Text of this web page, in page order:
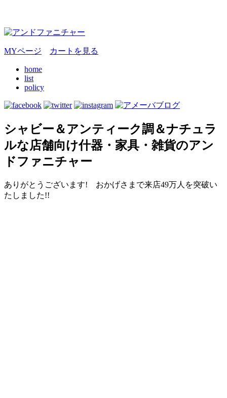
MYページ カートを見る
home
list
policy
シャビー＆アンティーク調＆ナチュラ
ルな店舗向け什器・家具・雑貨のアン
ドファニチャー
ありがとうございます! おかげさまで来店49万人を突破い
たしました!!